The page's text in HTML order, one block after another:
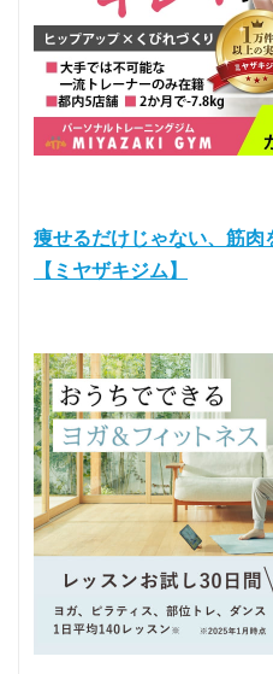
痩せるだけじゃない、筋
【ミヤザキジム】